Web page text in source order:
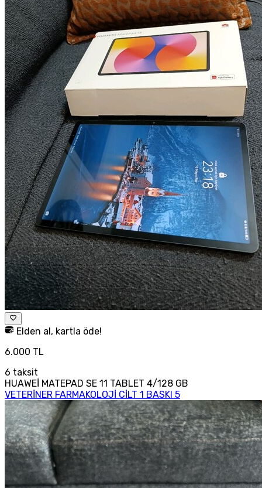
Elden al, kartla öde!
6.000 TL
6 taksit
HUAWEİ MATEPAD SE 11 TABLET 4/128 GB
VETERİNER FARMAKOLOJİ CİLT 1 BASKI 5